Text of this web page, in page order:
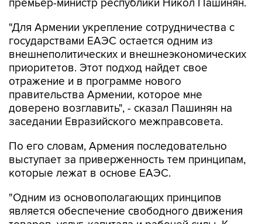
премьер-министр республики Никол Пашинян.
"Для Армении укрепление сотрудничества с
государствами ЕАЭС остается одним из
внешнеполитических и внешнеэкономических
приоритетов. Этот подход найдет свое
отражение и в программе нового
правительства Армении, которое мне
доверено возглавить", - сказал Пашинян на
заседании Евразийского межправсовета.
По его словам, Армения последовательно
выступает за приверженность тем принципам,
которые лежат в основе ЕАЭС.
"Одним из основополагающих принципов
является обеспечение свободного движения